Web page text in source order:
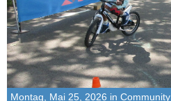
Montag, Mai 25, 2026 in Community